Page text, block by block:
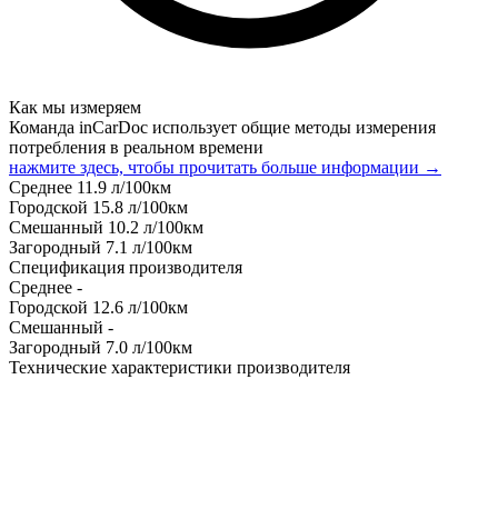
Как мы измеряем
Команда inCarDoc использует общие методы измерения
потребления в реальном времени
нажмите здесь, чтобы прочитать больше информации →
Среднее 11.9 л/100км
Городской 15.8 л/100км
Смешанный 10.2 л/100км
Загородный 7.1 л/100км
Спецификация производителя
Среднее -
Городской 12.6 л/100км
Смешанный -
Загородный 7.0 л/100км
Технические характеристики производителя